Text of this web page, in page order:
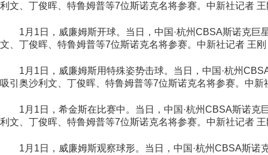
利文、丁俊晖、特鲁姆普等7位斯诺克名将参赛。中新社记者 王
1月1日，威廉姆斯开球。当日，中国·杭州CBSA斯诺克巨
文、丁俊晖、特鲁姆普等7位斯诺克名将参赛。中新社记者 王刚
1月1日，威廉姆斯用特殊姿势击球。当日，中国·杭州
吸引奥沙利文、丁俊晖、特鲁姆普等7位斯诺克名将参赛。中新
1月1日，希金斯在比赛中。当日，中国·杭州CBSA斯诺克
利文、丁俊晖、特鲁姆普等7位斯诺克名将参赛。中新社记者 王
1月1日，威廉姆斯观察球形。当日，中国·杭州CBSA斯诺